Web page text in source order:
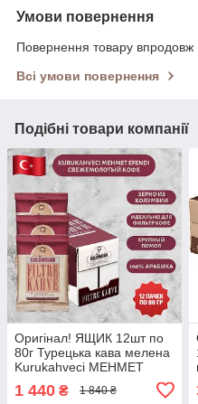
Умови повернення
Повернення товару впродовж
Всі умови повернення
Подібні товари компанії
Оригінал! ЯЩИК 12шт по
80г Турецька кава мелена
Kurukahveci MEHMET
(960г)
1 440 ₴ 1 840 ₴